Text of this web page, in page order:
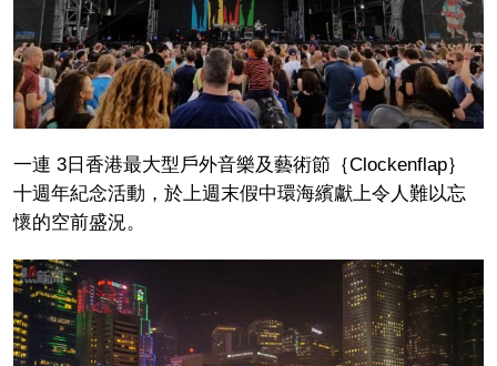
一連 3日香港最大型戶外音樂及藝術節｛Clockenflap｝
十週年紀念活動，於上週末假中環海繽獻上令人難以忘
懷的空前盛況。